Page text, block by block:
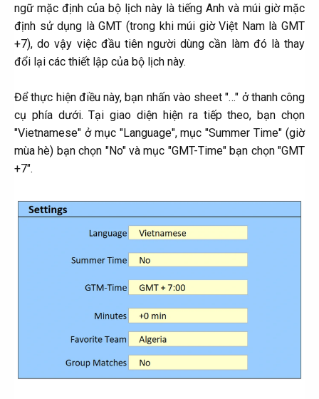
ngữ mặc định của bộ lịch này là tiếng Anh và múi giờ mặc
định sử dụng là GMT (trong khi múi giờ Việt Nam là GMT
+7), do vậy việc đầu tiên người dùng cần làm đó là thay
đổi lại các thiết lập của bộ lịch này.
Để thực hiện điều này, bạn nhấn vào sheet "…" ở thanh công
cụ phía dưới. Tại giao diện hiện ra tiếp theo, bạn chọn
"Vietnamese" ở mục "Language", mục "Summer Time" (giờ
mùa hè) bạn chọn "No" và mục "GMT-Time" bạn chọn "GMT
+7".